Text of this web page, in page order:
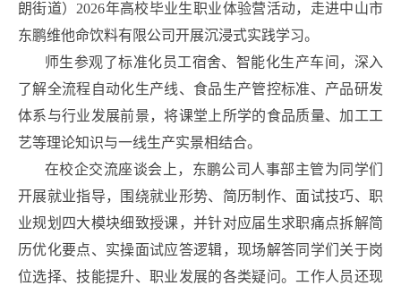
朗街道）2026年高校毕业生职业体验营活动，走进中山市
东鹏维他命饮料有限公司开展沉浸式实践学习。
师生参观了标准化员工宿舍、智能化生产车间，深入
了解全流程自动化生产线、食品生产管控标准、产品研发
体系与行业发展前景，将课堂上所学的食品质量、加工工
艺等理论知识与一线生产实景相结合。
在校企交流座谈会上，东鹏公司人事部主管为同学们
开展就业指导，围绕就业形势、简历制作、面试技巧、职
业规划四大模块细致授课，并针对应届生求职痛点拆解简
历优化要点、实操面试应答逻辑，现场解答同学们关于岗
位选择、技能提升、职业发展的各类疑问。工作人员还现